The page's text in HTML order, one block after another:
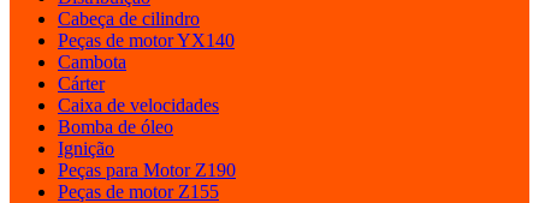
Cabeça de cilindro
Peças de motor YX140
Cambota
Cárter
Caixa de velocidades
Bomba de óleo
Ignição
Peças para Motor Z190
Peças de motor Z155